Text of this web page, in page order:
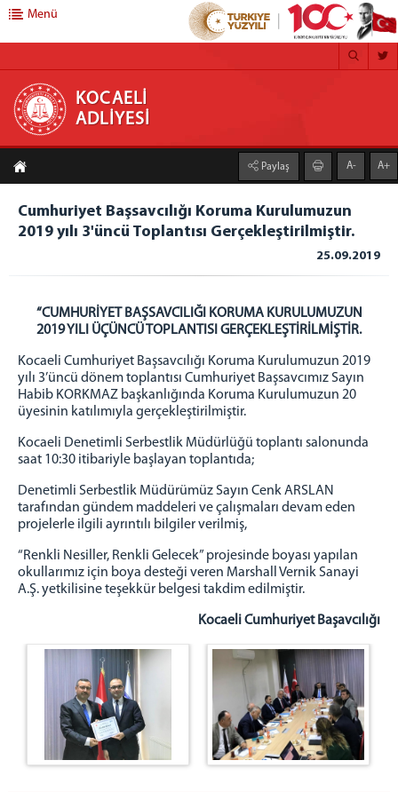
KOCAELİ ADLİYESİ
ANA SAYFA
ADLİYEMİZ
Kocaeli Adliyesi
Mülhakatlarımız
Karamürsel Adliyesi
Körfez Adliyesi
Ceza infaz Kurumlarımız
1 Nolu F Tipi Kapalı Cik
2 Nolu F Tipi Kapalı Cik
2 Nolu T Tipi Kapalı Cik
Açık Ceza İnfaz Kurumu
Denetimli Serbestlik Müdürlüğü
Bilgi İşlem Hizmetleri
E-İmza (Yeni şifre alma,Bloke çözme)
Şifre İşlemleri (Portal,Bilgisayar,Mail,Haberci)
UYAP'ım Açılmıyor
Medya iletişim Bürosu
Adliye Lojmanları
Yemek Listesi
C. BAŞSAVCILIĞI
Menü
KOCAELİ
ADLİYESİ
Paylaş A- A+
Cumhuriyet Başsavcılığı Koruma Kurulumuzun
2019 yılı 3'üncü Toplantısı Gerçekleştirilmiştir.
25.09.2019
“CUMHURİYET BAŞSAVCILIĞI KORUMA KURULUMUZUN
2019 YILI ÜÇÜNCÜ TOPLANTISI GERÇEKLEŞTİRİLMİŞTİR.
Kocaeli Cumhuriyet Başsavcılığı Koruma Kurulumuzun 2019
yılı 3’üncü dönem toplantısı Cumhuriyet Başsavcımız Sayın
Habib KORKMAZ başkanlığında Koruma Kurulumuzun 20
üyesinin katılımıyla gerçekleştirilmiştir.
Kocaeli Denetimli Serbestlik Müdürlüğü toplantı salonunda
saat 10:30 itibariyle başlayan toplantıda;
Denetimli Serbestlik Müdürümüz Sayın Cenk ARSLAN
tarafından gündem maddeleri ve çalışmaları devam eden
projelerle ilgili ayrıntılı bilgiler verilmiş,
“Renkli Nesiller, Renkli Gelecek” projesinde boyası yapılan
okullarımız için boya desteği veren Marshall Vernik Sanayi
A.Ş. yetkilisine teşekkür belgesi takdim edilmiştir.
Kocaeli Cumhuriyet Başavcılığı